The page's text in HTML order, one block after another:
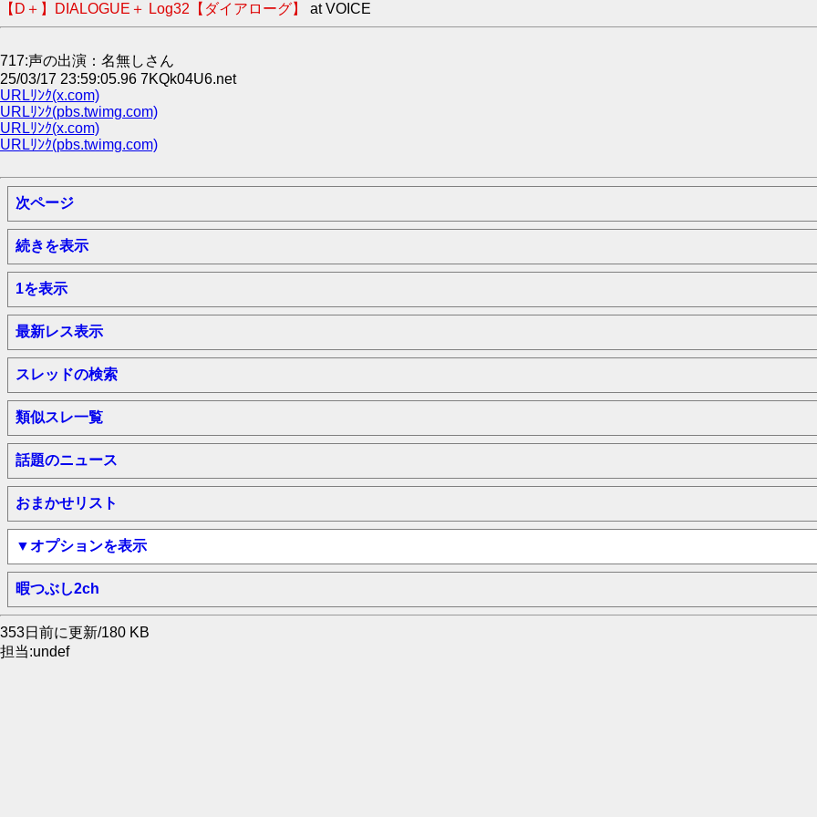
【D＋】DIALOGUE＋ Log32【ダイアローグ】 at VOICE
717:声の出演：名無しさん
25/03/17 23:59:05.96 7KQk04U6.net
URLﾘﾝｸ(x.com)
URLﾘﾝｸ(pbs.twimg.com)
URLﾘﾝｸ(x.com)
URLﾘﾝｸ(pbs.twimg.com)
次ページ
続きを表示
1を表示
最新レス表示
スレッドの検索
類似スレ一覧
話題のニュース
おまかせリスト
▼オプションを表示
暇つぶし2ch
353日前に更新/180 KB
担当:undef